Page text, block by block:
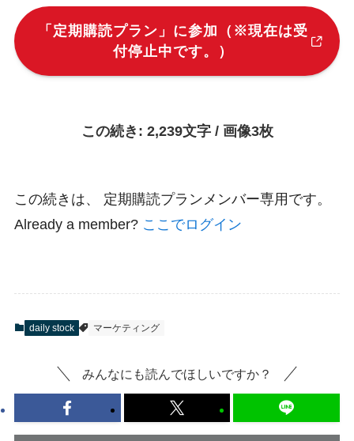
「定期購読プラン」に参加（※現在は受
付停止中です。）
この続き: 2,239文字 / 画像3枚
この続きは、 定期購読プランメンバー専用です。
Already a member? ここでログイン
daily stock マーケティング
みんなにも読んでほしいですか？